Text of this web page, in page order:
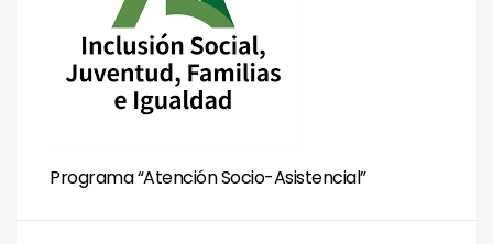
Programa “Atención Socio-Asistencial”